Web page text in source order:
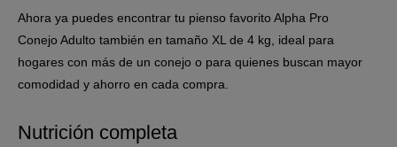
Ahora ya puedes encontrar tu pienso favorito Alpha Pro
Conejo Adulto también en tamaño XL de 4 kg, ideal para
hogares con más de un conejo o para quienes buscan mayor
comodidad y ahorro en cada compra.
Nutrición completa